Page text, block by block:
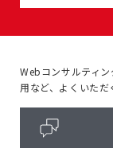
Webコンサルティ
用など、よくいただ